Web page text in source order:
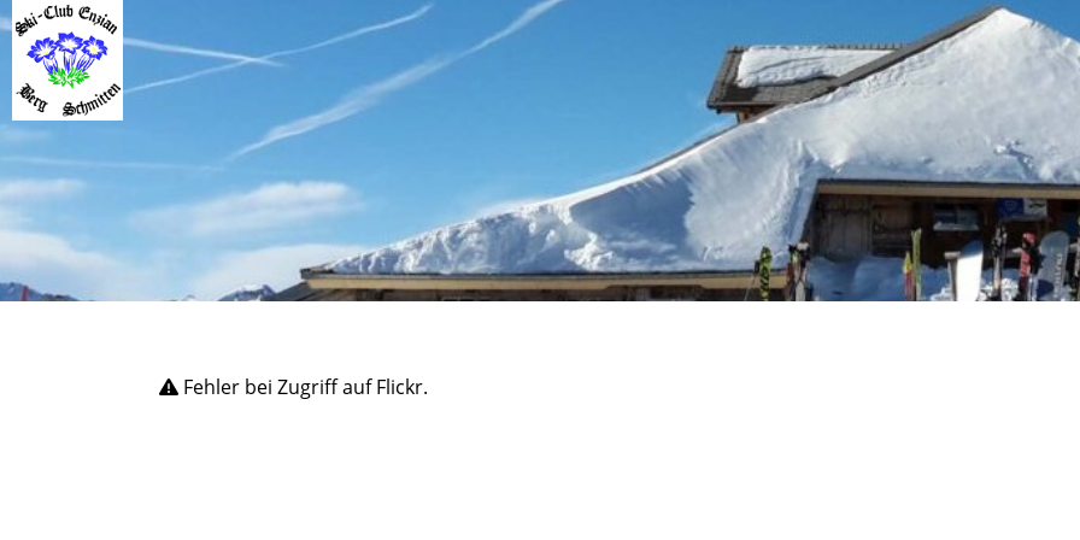
Fehler bei Zugriff auf Flickr.